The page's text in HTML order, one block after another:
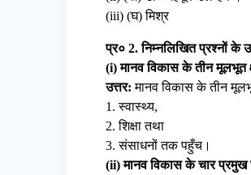
(iii) (घ) मिश्र
प्र० 2. निम्नलिखित प्रश्नों के
(i) मानव विकास के तीन मूलभूत
उत्तर: मानव विकास के तीन
1. स्वास्थ्य,
2. शिक्षा तथा
3. संसाधनों तक पहुँच।
(ii) मानव विकास के चार